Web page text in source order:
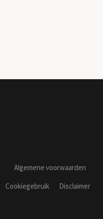
Algemene voorwaarden
Cookiegebruik
Disclaimer